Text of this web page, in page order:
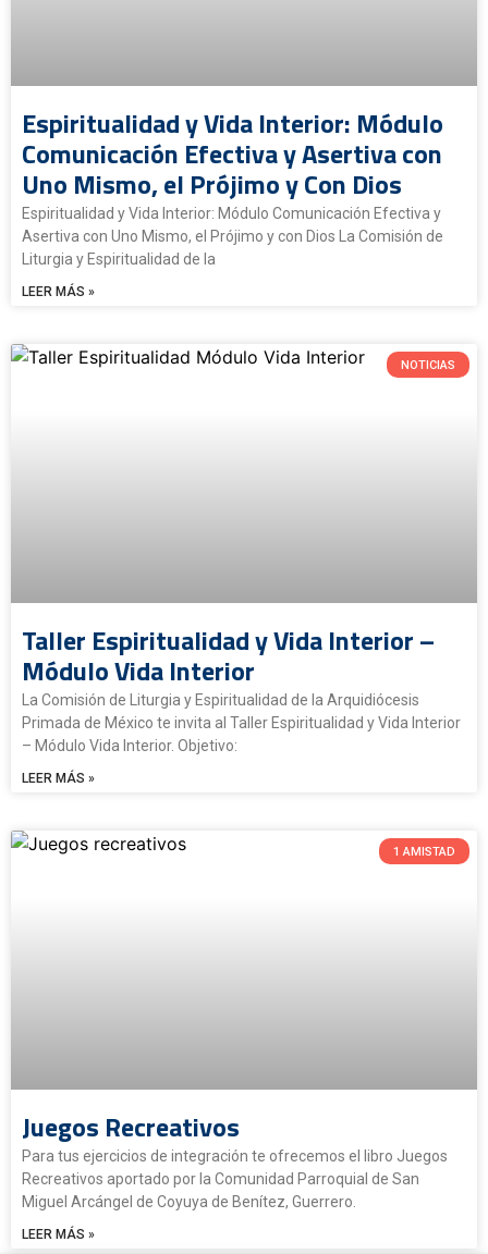
Espiritualidad y Vida Interior: Módulo
Comunicación Efectiva y Asertiva con
Uno Mismo, el Prójimo y Con Dios
Espiritualidad y Vida Interior: Módulo Comunicación Efectiva y
Asertiva con Uno Mismo, el Prójimo y con Dios La Comisión de
Liturgia y Espiritualidad de la
LEER MÁS »
NOTICIAS
Taller Espiritualidad y Vida Interior –
Módulo Vida Interior
La Comisión de Liturgia y Espiritualidad de la Arquidiócesis
Primada de México te invita al Taller Espiritualidad y Vida Interior
– Módulo Vida Interior. Objetivo:
LEER MÁS »
1 AMISTAD
Juegos Recreativos
Para tus ejercicios de integración te ofrecemos el libro Juegos
Recreativos aportado por la Comunidad Parroquial de San
Miguel Arcángel de Coyuya de Benítez, Guerrero.
LEER MÁS »